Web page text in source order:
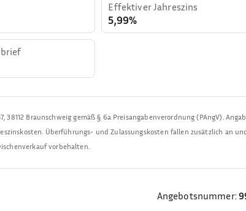
Effektiver Jahreszins
5,99%
38112 Braunschweig gemäß § 6a Preisangabenverordnung (PAngV).
Überführungs- und Zulassungskosten fallen zusätzlich an
vorbehalten.
Angebotsnummer: